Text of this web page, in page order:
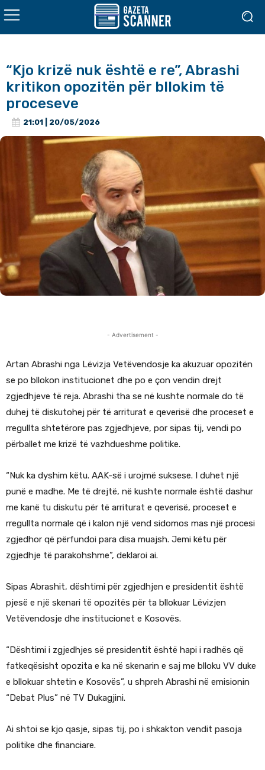
“Kjo krizë nuk është e re”, Abrashi
kritikon opozitën për bllokim të
proceseve
21:01 | 20/05/2026
- Advertisement -
Artan Abrashi nga Lëvizja Vetëvendosje ka akuzuar opozitën
se po bllokon institucionet dhe po e çon vendin drejt
zgjedhjeve të reja. Abrashi tha se në kushte normale do të
duhej të diskutohej për të arriturat e qeverisë dhe proceset e
rregullta shtetërore pas zgjedhjeve, por sipas tij, vendi po
përballet me krizë të vazhdueshme politike.
“Nuk ka dyshim këtu. AAK-së i urojmë suksese. I duhet një
punë e madhe. Me të drejtë, në kushte normale është dashur
me kanë tu diskutu për të arriturat e qeverisë, proceset e
rregullta normale që i kalon një vend sidomos mas një procesi
zgjedhor që përfundoi para disa muajsh. Jemi këtu për
zgjedhje të parakohshme”, deklaroi ai.
Sipas Abrashit, dështimi për zgjedhjen e presidentit është
pjesë e një skenari të opozitës për ta bllokuar Lëvizjen
Vetëvendosje dhe institucionet e Kosovës.
“Dështimi i zgjedhjes së presidentit është hapi i radhës që
fatkeqësisht opozita e ka në skenarin e saj me blloku VV duke
e bllokuar shtetin e Kosovës”, u shpreh Abrashi në emisionin
“Debat Plus” në TV Dukagjini.
Ai shtoi se kjo qasje, sipas tij, po i shkakton vendit pasoja
politike dhe financiare.